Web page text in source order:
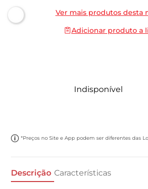
Ver mais produtos desta
Adicionar produto a
Indisponível
*Preços no Site e App podem ser diferentes das
Descrição Características